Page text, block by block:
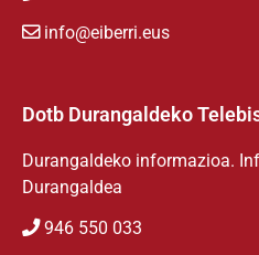
info@eiberri.eus
Dotb Durangaldeko
Durangaldeko informazioa.
Durangaldea
946 550 033